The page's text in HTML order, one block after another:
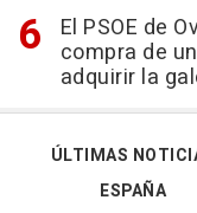
El PSOE de
compra de
adquirir la
ÚLTIMAS
ESPAÑA